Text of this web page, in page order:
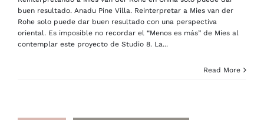
buen resultado. Anadu Pine Villa. Reinterpretar a Mies van der
Rohe solo puede dar buen resultado con una perspectiva
oriental. Es imposible no recordar el “Menos es más” de Mies al
contemplar este proyecto de Studio 8. La...
Read More